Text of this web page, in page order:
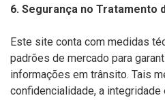
6. Segurança no Tratamento
Este site conta com medidas
padrões de mercado para
informações em trânsito. Tais
confidencialidade, a